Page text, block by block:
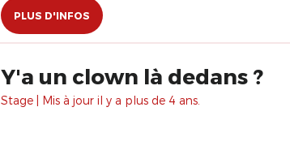
PLUS D'INFOS
Y'a un clown là dedans ?
Stage | Mis à jour il y a plus de 4 ans.